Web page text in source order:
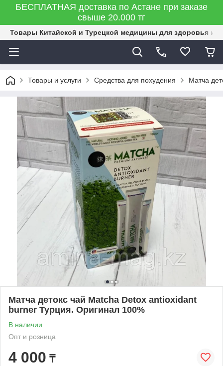
БЕСПЛАТНАЯ доставка по Астане при заказе
свыше 20.000 тг
Товары Китайской и Турецкой медицины для здоровья и
Товары и услуги Средства для похудения Матча
Матча детокс чай Matcha Detox antioxidant
burner Турция. Оригинал 100%
В наличии
Опт и розница
4 000 ₸